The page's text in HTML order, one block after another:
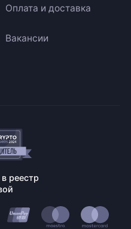
Оплата и доставка
Вакансии
реестр